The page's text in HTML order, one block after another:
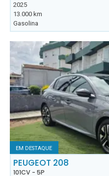
2025
13.000 km
Gasolina
EM DESTAQUE
PEUGEOT 208
101CV - 5P